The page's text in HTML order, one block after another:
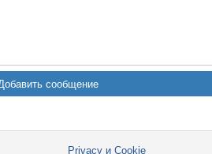
Privacy и Cookie